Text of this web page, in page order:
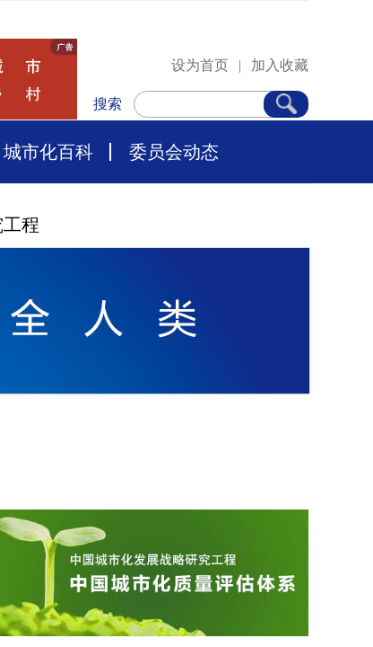
设为首页 | 加入收藏
搜索
城市化百科 委员会动态
程